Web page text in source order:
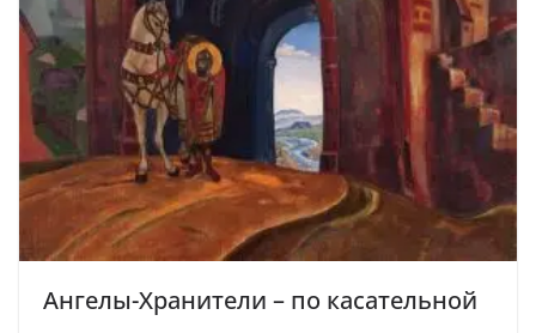
Ангелы-Хранители – по касательной